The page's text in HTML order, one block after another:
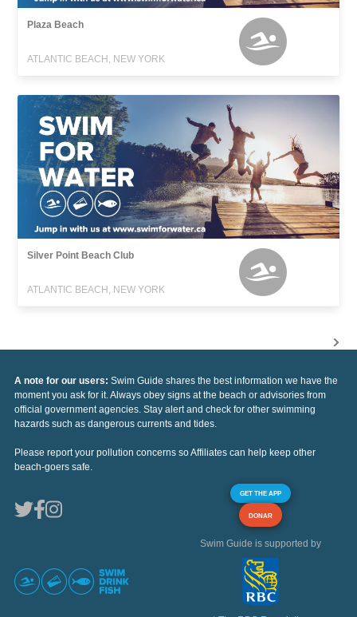
Plaza Beach
ATLANTIC BEACH, NEW YORK
Silver Point Beach Club
ATLANTIC BEACH, NEW YORK
A note for our users: Swim Guide shares the best information we have the
moment you ask for it. Always obey signs at the beach or advisories from
official government agencies. Stay alert and check for other swimming
hazards such as dangerous currents and tides.
Please report your pollution concerns so Affiliates can help keep other
beach-goers safe.
GET THE APP
DONAR
Swim Guide is supported by